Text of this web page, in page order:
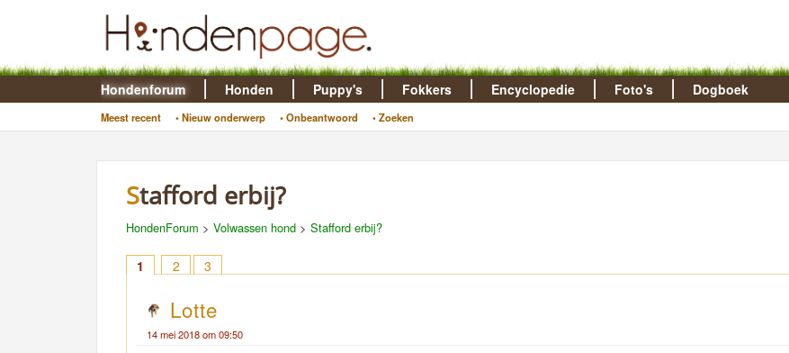
Hondenforum
Meest recent • Nieuw onderwerp • Onbeantwoord • Zoeken
Honden Puppy's Fokkers Encyclopedie Foto's Dogboek
Stafford erbij?
HondenForum > Volwassen hond > Stafford erbij?
1 2 3
Lotte
14 mei 2018 om 09:50